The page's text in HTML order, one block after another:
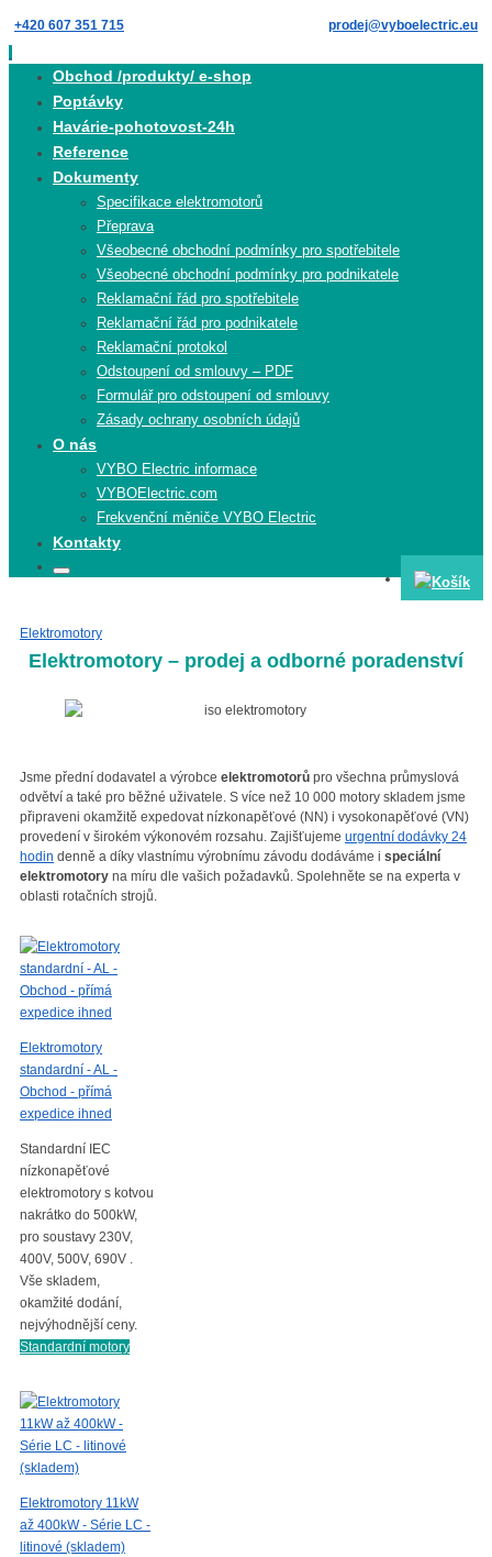
Skip
to
content
+420 607 351 715 prodej@vyboelectric.eu
Obchod /produkty/ e-shop
Poptávky
Havárie-pohotovost-24h
Reference
Dokumenty
Specifikace elektromotorů
Přeprava
Všeobecné obchodní podmínky pro spotřebitele
Všeobecné obchodní podmínky pro podnikatele
Reklamační řád pro spotřebitele
Reklamační řád pro podnikatele
Reklamační protokol
Odstoupení od smlouvy – PDF
Formulář pro odstoupení od smlouvy
Zásady ochrany osobních údajů
O nás
VYBO Electric informace
VYBOElectric.com
Frekvenční měniče VYBO Electric
Kontakty
Search
Search
ElektromotoryElektromotory
Elektromotory – prodej a odborné poradenství
Jsme přední dodavatel a výrobce elektromotorů pro všechna průmyslová
odvětví a také pro běžné uživatele. S více než 10 000 motory skladem jsme
připraveni okamžitě expedovat nízkonapěťové (NN) i vysokonapěťové (VN)
provedení v širokém výkonovém rozsahu. Zajišťujeme urgentní dodávky 24
hodin denně a díky vlastnímu výrobnímu závodu dodáváme i speciální
elektromotory na míru dle vašich požadavků. Spolehněte se na experta v
oblasti rotačních strojů.
Elektromotory
standardní - AL -
Obchod - přímá
expedice ihned
Standardní IEC
nízkonapěťové
elektromotory s kotvou
nakrátko do 500kW,
pro soustavy 230V,
400V, 500V, 690V .
Vše skladem,
okamžité dodání,
nejvýhodnější ceny.
Standardní motory
Elektromotory 11kW
až 400kW - Série LC -
litinové (skladem)